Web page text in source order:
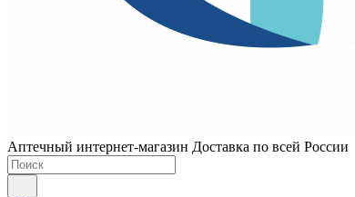
Аптечный интернет-магазин Доставка по всей России